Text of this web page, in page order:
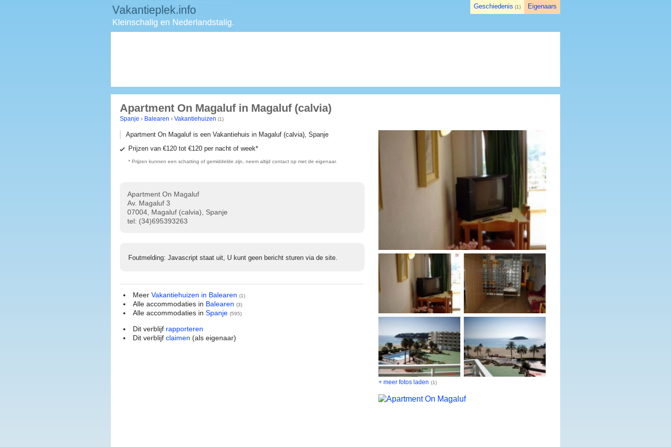
Apartment On Magaluf in Magaluf (calvia)
Spanje › Balearen › Vakantiehuizen (1)
Apartment On Magaluf is een Vakantiehuis in Magaluf (calvia), Spanje
Prijzen van €120 tot €120 per nacht of week*
* Prijzen kunnen een schatting of gemiddelde zijn, neem altijd contact op met de eigenaar.
Apartment On Magaluf
Av. Magaluf 3
07004, Magaluf (calvia), Spanje
tel: (34)695393263
Foutmelding: Javascript staat uit, U kunt geen bericht sturen via de site.
Meer Vakantiehuizen in Balearen (1)
Alle accommodaties in Balearen (3)
Alle accommodaties in Spanje (595)
Dit verblijf rapporteren
Dit verblijf claimen (als eigenaar)
+ meer fotos laden (1)
Eigenaars
Geschiedenis (1)